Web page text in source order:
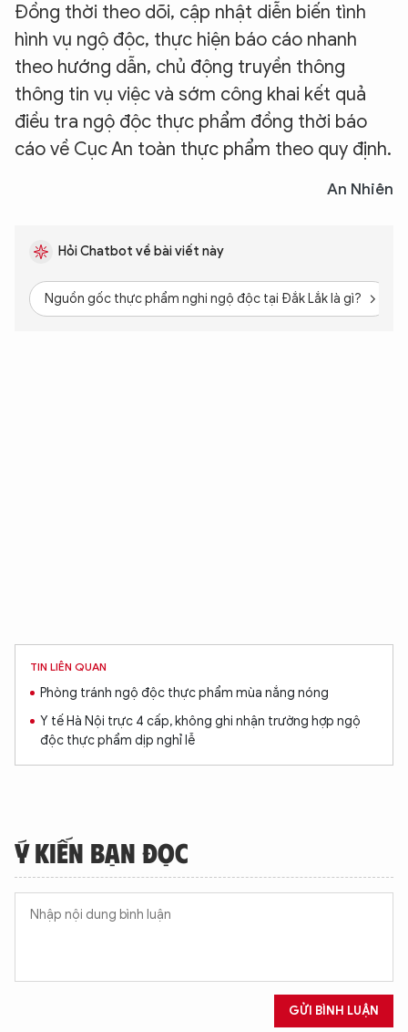
Đồng thời theo dõi, cập nhật diễn biến tình
hình vụ ngộ độc, thực hiện báo cáo nhanh
theo hướng dẫn, chủ động truyền thông
thông tin vụ việc và sớm công khai kết quả
điều tra ngộ độc thực phẩm đồng thời báo
cáo về Cục An toàn thực phẩm theo quy định.
An Nhiên
Hỏi Chatbot về bài viết này
Nguồn gốc thực phẩm nghi ngộ độc tại Đắk Lắk là gì?
TIN LIÊN QUAN
Phòng tránh ngộ độc thực phẩm mùa nắng nóng
Y tế Hà Nội trực 4 cấp, không ghi nhận trường hợp ngộ
độc thực phẩm dịp nghỉ lễ
Ý KIẾN BẠN ĐỌC
GỬI BÌNH LUẬN